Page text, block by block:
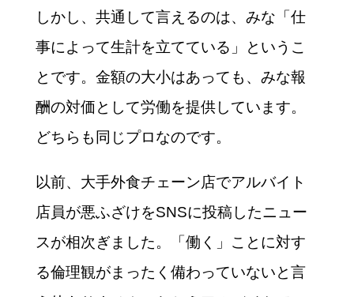
しかし、共通して言えるのは、みな「仕
事によって生計を立てている」というこ
とです。金額の大小はあっても、みな報
酬の対価として労働を提供しています。
どちらも同じプロなのです。
以前、大手外食チェーン店でアルバイト
店員が悪ふざけをSNSに投稿したニュー
スが相次ぎました。「働く」ことに対す
る倫理観がまったく備わっていないと言